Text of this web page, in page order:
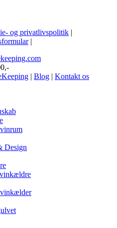
og privatlivspolitik |
|
| Blog | Kontakt os
Design